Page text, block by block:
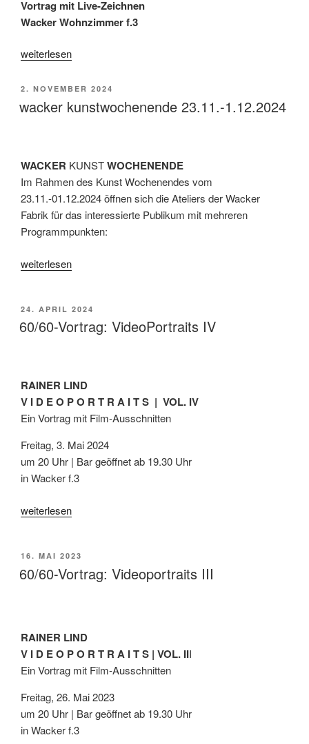
Vortrag mit Live-Zeichnen
Wacker Wohnzimmer f.3
„60/60-
Graphic
Recording
weiterlesen
VERÖFFENTLICHT
2. NOVEMBER 2024
wacker kunstwochenende 23.11.-1.12.2024
WACKER KUNSTWOCHENENDE
Im Rahmen des Kunst Wochenendes vom
23.11.-01.12.2024 öffnen sich die Ateliers der Wacker
Fabrik für das interessierte Publikum mit mehreren
Programmpunkten:
„wacker
weiterlesen
VERÖFFENTLICHT
AM
24. APRIL 2024
60/60-Vortrag: VideoPortraits IV
RAINER LIND
V I D E O P O R T R A I T S | VOL. IV
Ein Vortrag mit Film-Ausschnitten
Freitag, 3. Mai 2024
um 20 Uhr | Bar geöffnet ab 19.30 Uhr
in Wacker f.3
„60/60-
IV“
weiterlesen
VERÖFFENTLICHT
16. MAI 2023
60/60-Vortrag: Videoportraits III
RAINER LIND
V I D E O P O R T R A I T S | VOL. III
Ein Vortrag mit Film-Ausschnitten
Freitag, 26. Mai 2023
um 20 Uhr | Bar geöffnet ab 19.30 Uhr
in Wacker f.3